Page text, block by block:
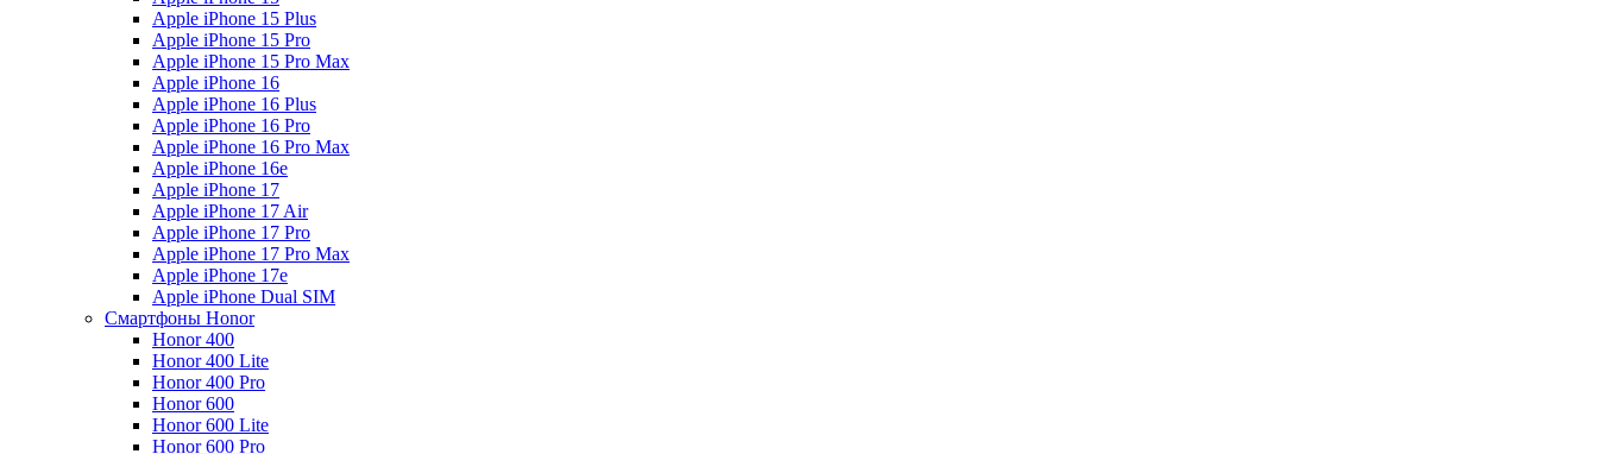
Apple iPhone 15 Plus
Apple iPhone 15 Pro
Apple iPhone 15 Pro Max
Apple iPhone 16
Apple iPhone 16 Plus
Apple iPhone 16 Pro
Apple iPhone 16 Pro Max
Apple iPhone 16e
Apple iPhone 17
Apple iPhone 17 Air
Apple iPhone 17 Pro
Apple iPhone 17 Pro Max
Apple iPhone 17e
Apple iPhone Dual SIM
Смартфоны Honor
Honor 400
Honor 400 Lite
Honor 400 Pro
Honor 600
Honor 600 Lite
Honor 600 Pro